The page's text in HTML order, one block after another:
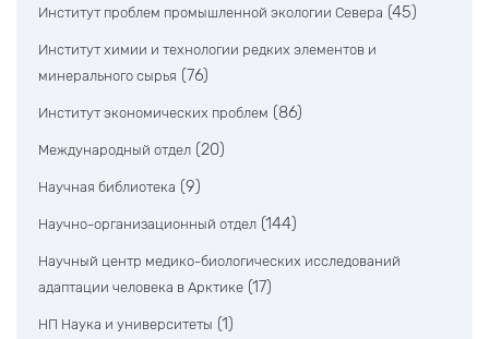
Институт проблем промышленной экологии Севера (45)
Институт химии и технологии редких элементов и
минерального сырья (76)
Институт экономических проблем (86)
Международный отдел (20)
Научная библиотека (9)
Научно-организационный отдел (144)
Научный центр медико-биологических исследований
адаптации человека в Арктике (17)
НП Наука и университеты (1)